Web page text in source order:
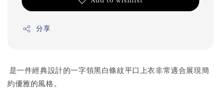
分享
是一件經典設計的一字領黑白條紋平口上衣非常適合展現簡
約優雅的風格。